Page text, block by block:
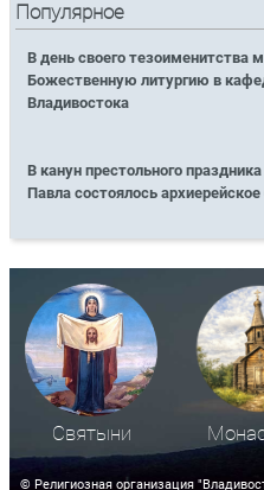
Популярное
В день своего тезоименитства
Божественную литургию в
Владивостока
В канун престольного
Павла состоялось
Святыни
© Религиозная организация